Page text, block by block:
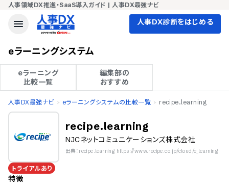
人事領域DX推進・SaaS導入ガイド | 人事DX最強ナビ
人事DX診断をはじめる
eラーニングシステム
eラーニング
比較一覧
編集部の
おすすめ
人事DX最強ナビ eラーニングシステムの比較一覧 recipe.learning
recipe.learning
NJCネットコミュニケーションズ株式会社
出典：recipe.learning https://www.recipe.co.jp/cloud/e_learning
トライアルあり
特徴